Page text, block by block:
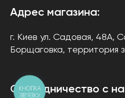
Адрес магазина:
г. Киев ул. Садовая, 48А,
Борщаговка, территория
Сотрудничество с
КНОПКА
ЗВ'ЯЗКУ